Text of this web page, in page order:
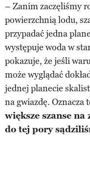
– Zanim zaczęliśmy
powierzchnią lodu,
przypadać jedna
występuje woda w
pokazuje, że jeśli
może wyglądać
jednej planecie
na gwiazdę. Oznacza
większe szanse na
do tej pory